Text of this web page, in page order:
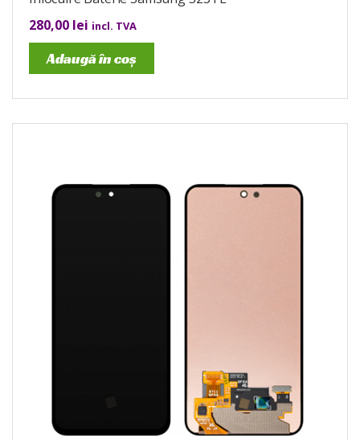
280,00 lei incl. TVA
Adaugă în coș